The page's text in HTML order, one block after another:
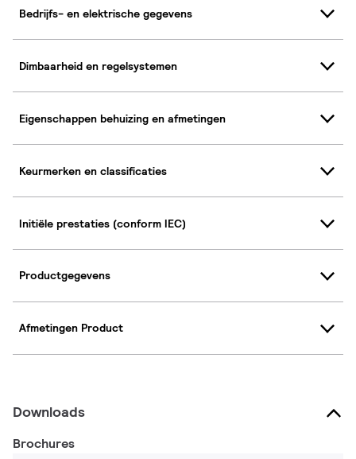
Bedrijfs- en elektrische gegevens
Dimbaarheid en regelsystemen
Eigenschappen behuizing en afmetingen
Keurmerken en classificaties
Initiële prestaties (conform IEC)
Productgegevens
Afmetingen Product
Downloads
Brochures